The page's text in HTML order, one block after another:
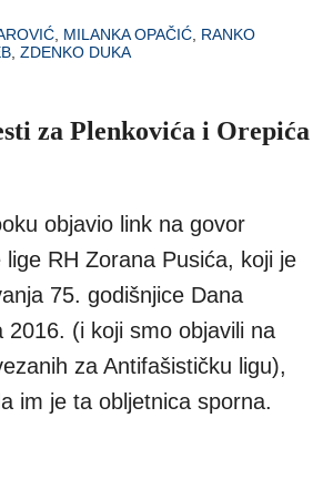
, MILANKA OPAČIĆ, RANKO
, ZDENKO DUKA
za Plenkovića i Orepića
objavio link na govor
RH Zorana Pusića, koji je
75. godišnjice Dana
(i koji smo objavili na
za Antifašističku ligu),
im je ta obljetnica sporna.